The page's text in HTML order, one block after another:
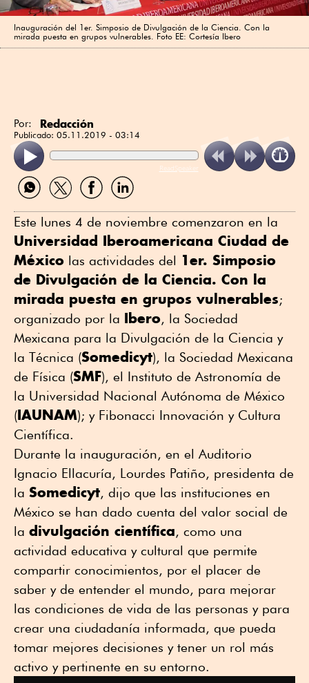
Inauguración del 1er. Simposio de Divulgación de la Ciencia. Con la
mirada puesta en grupos vulnerables. Foto EE: Cortesía Ibero
Por: Redacción
Publicado: 05.11.2019 - 03:14
ReadSpeaker
Compartir
por
Compartir
por
Compartir
por
Compartir
por
Este lunes 4 de noviembre comenzaron en la
Universidad Iberoamericana Ciudad de
México las actividades del 1er. Simposio
de Divulgación de la Ciencia. Con la
mirada puesta en grupos vulnerables;
organizado por la Ibero, la Sociedad
Mexicana para la Divulgación de la Ciencia y
la Técnica (Somedicyt), la Sociedad Mexicana
de Física (SMF), el Instituto de Astronomía de
la Universidad Nacional Autónoma de México
(IAUNAM); y Fibonacci Innovación y Cultura
Científica.
Durante la inauguración, en el Auditorio
Ignacio Ellacuría, Lourdes Patiño, presidenta de
la Somedicyt, dijo que las instituciones en
México se han dado cuenta del valor social de
la divulgación científica, como una
actividad educativa y cultural que permite
compartir conocimientos, por el placer de
saber y de entender el mundo, para mejorar
las condiciones de vida de las personas y para
crear una ciudadanía informada, que pueda
tomar mejores decisiones y tener un rol más
activo y pertinente en su entorno.